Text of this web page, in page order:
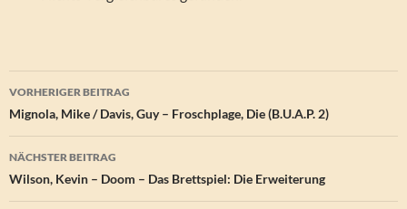
Beitragsnavigation
VORHERIGER BEITRAG
Mignola, Mike / Davis, Guy – Froschplage, Die (B.U.A.P. 2)
NÄCHSTER BEITRAG
Wilson, Kevin – Doom – Das Brettspiel: Die Erweiterung